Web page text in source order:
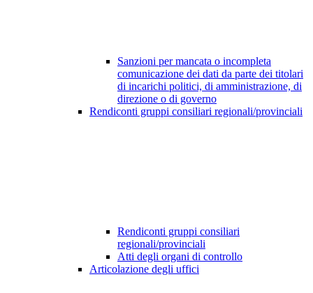
Sanzioni per mancata o incompleta
comunicazione dei dati da parte dei titolari
di incarichi politici, di amministrazione, di
direzione o di governo
Rendiconti gruppi consiliari regionali/provinciali
Rendiconti gruppi consiliari
regionali/provinciali
Atti degli organi di controllo
Articolazione degli uffici